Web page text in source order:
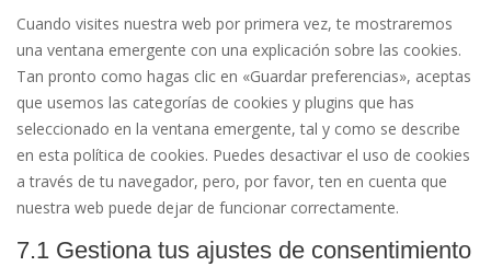
varios
Cuando visites nuestra web por primera vez, te mostraremos
una ventana emergente con una explicación sobre las cookies.
Tan pronto como hagas clic en «Guardar preferencias», aceptas
que usemos las categorías de cookies y plugins que has
seleccionado en la ventana emergente, tal y como se describe
en esta política de cookies. Puedes desactivar el uso de cookies
a través de tu navegador, pero, por favor, ten en cuenta que
nuestra web puede dejar de funcionar correctamente.
7.1 Gestiona tus ajustes de consentimiento